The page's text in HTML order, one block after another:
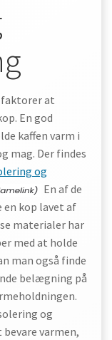
at
En god
kaffen varm i
mag. Der findes
og
En af de
kop lavet af
materialer har
med at holde
man også finde
belægning på
og
varmen,